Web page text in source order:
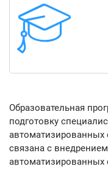
Образовательная
подготовку
автоматизированных
связана с